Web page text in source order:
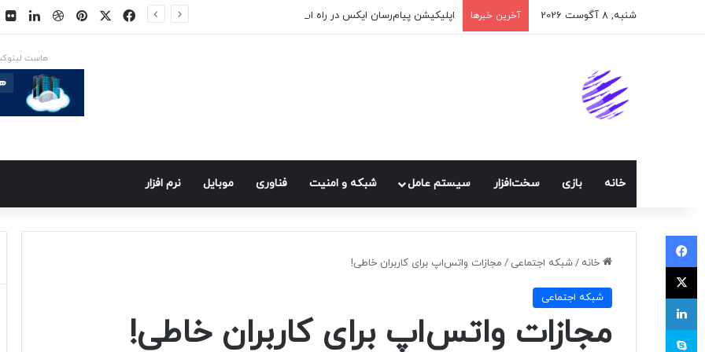
شنبه, 8 آگوست 2026 آخرین خبرها اپلیکیشن پیام‌رسان ایکس در راه است فیسبوک
ایکس پینتریستدریبببل
هاست
خانه بازی سخت‌افزار سيستم عامل شبكه و امنيت فناوری موبايل نرم افزار
خانه /شبكه اجتماعی / مجازات واتس‌اپ برای کاربران خاطی!
شبكه اجتماعی
مجازات واتس‌اپ برای کاربران خاطی!
فیسبوک